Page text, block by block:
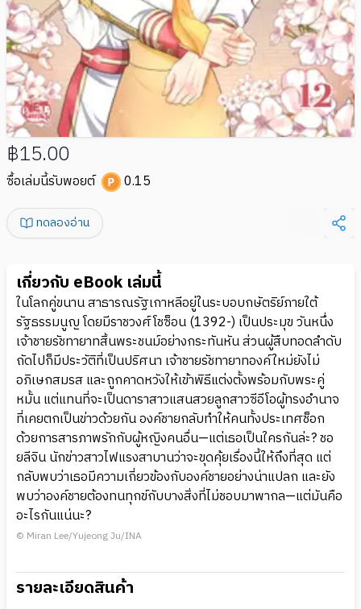
฿15.00
ซื้อเล่มนี้รับพอยต์ 0.15
ทดลองอ่าน
เกี่ยวกับ eBook เล่มนี้
ในโลกคู่ขนาน สาธารณรัฐเกาหลีอยู่ในระบอบกษัตริย์ภายใต้
รัฐธรรมนูญ โดยมีราชวงศ์โชซ็อน (1392-) เป็นประมุข วันหนึ่ง
เจ้าชายรัชทายาทสิ้นพระชนม์อย่างกระทันหัน ส่วนผู้สืบทอดลำดับ
ถัดไปก็มีประวัติที่เป็นปริศนา เจ้าชายรัชทายาทองค์ใหม่ยังไม่
อภิเษกสมรส และถูกคาดหวังให้เข้าพิธีแต่งตั้งพร้อมกับพระคู่
หมั้น แต่แทนที่จะเป็นดาราสาวแสนสวยลูกสาวซีอีโอผู้ทรงอำนาจ
ที่เคยตกเป็นข่าวด้วยกัน องค์ชายกลับทำให้คนทั้งประเทศช็อก
ด้วยการสารภาพรักกับผู้หญิงคนอื่น—แต่เธอเป็นใครกันล่ะ? ชอ
ยลีจิน นักข่าวสาวไฟแรงสาบานว่าจะขุดคุ้ยเรื่องนี้ให้ถึงที่สุด แต่
กลับพบว่าเธอมีความเกี่ยวข้องกับองค์ชายอย่างน่าแปลก และยัง
พบว่าองค์ชายต้องทนทุกข์กับบางสิ่งที่ไม่ชอบมาพากล—แต่มันคือ
อะไรกันแน่นะ?
© Miran Lee/Yujeong Ju/INA
รายละเอียดสินค้า